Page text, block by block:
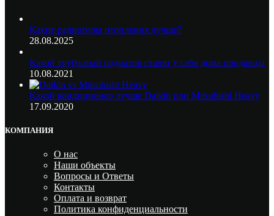
Какие радиаторы отопления лучше?
28.08.2025
Какой трубчатый радиатор ставят у себя дома продавцы
10.08.2021
Какой кондиционер лучше Daikin или Mitsubishi Heavy
17.09.2020
КОМПАНИЯ
О нас
Наши объекты
Вопросы и Ответы
Контакты
Оплата и возврат
Политика конфиденциальности